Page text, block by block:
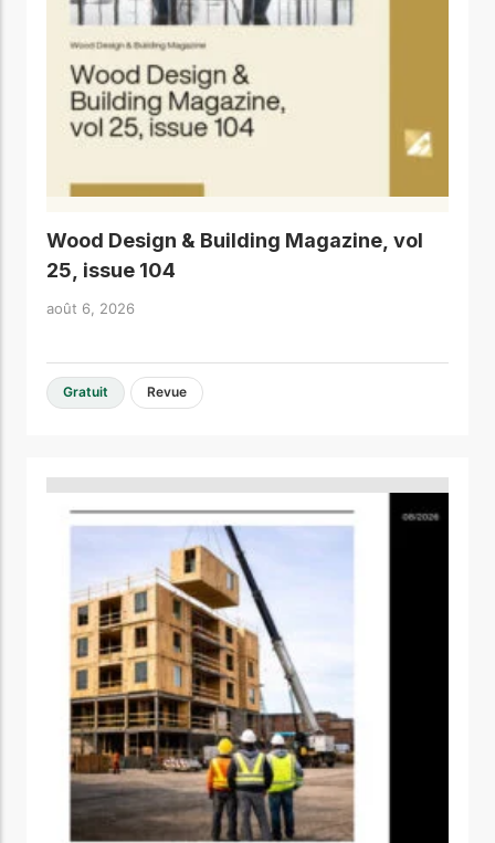
Wood Design & Building Magazine, vol
25, issue 104
août 6, 2026
Gratuit Revue